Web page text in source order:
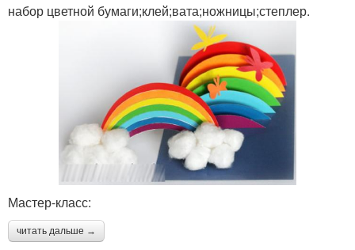
набор цветной бумаги;клей;вата;ножницы;степлер.
Мастер-класс:
читать дальше →